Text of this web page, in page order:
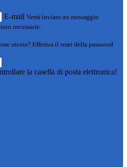
E-mail Verrà inviato un messaggio
necessarie.
utente? Effettua il reset della password
la casella di posta elettronica!